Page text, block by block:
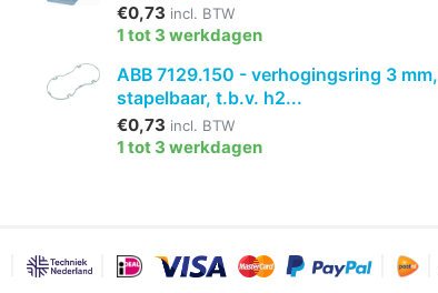
€0,73 incl. BTW
1 tot 3 werkdagen
ABB 7129.150 - verhogingsring 3 mm,
stapelbaar, t.b.v. h2...
€0,73 incl. BTW
1 tot 3 werkdagen